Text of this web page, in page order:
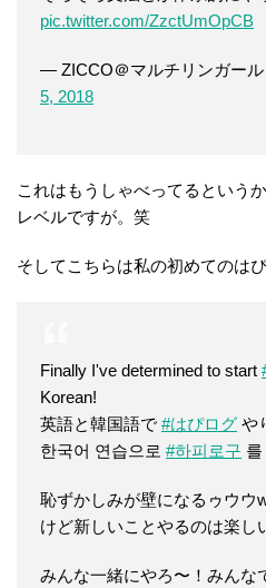
pic.twitter.com/ZzctUmOpCB
— ZICCO＠マルチリンガー
5, 2018
これはもうしゃべってるという
レベルですが。笑
そしてこちらは私の初めてのはぴ
Finally I've determined to start
Korean!
英語と韓国語で #はぴログ や
한국어 연습으로 #하피로구
恥ずかしみが壁になるゥウウ
けど新しいことやるのは楽し
みんな一緒にやろ〜！みんな